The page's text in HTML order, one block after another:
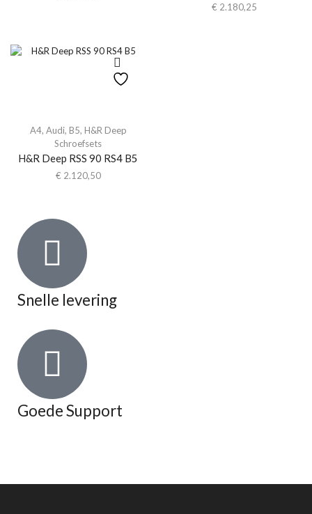
€ 2.180,25
A4, Audi, B5, H&R Deep
Schroefsets
H&R Deep RSS 90 RS4 B5
€ 2.120,50
Snelle levering
Goede Support